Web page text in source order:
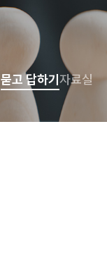
묻고 답하기 자료실